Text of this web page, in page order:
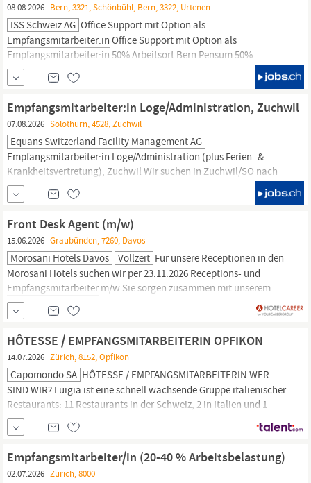
08.08.2026 Bern, 3321, Schönbühl, Bern, 3322, Urtenen
ISS Schweiz AG Office Support mit Option als
Empfangsmitarbeiter:in Office Support mit Option als
Empfangsmitarbeiter:in 50% Arbeitsort Bern Pensum 50%
Arbeitsbeginn 01. September 2026 Bist das Du? Für unser Mandat
bei PwC in Bern suchen wir eine Persönlichkeit mit ausgeprägter
Serviceorientierung und einem Talent für Gastfreundschaft.
Empfangsmitarbeiter:in Loge/Administration, Zuchwil
07.08.2026 Solothurn, 4528, Zuchwil
Equans Switzerland Facility Management AG
Empfangsmitarbeiter:in Loge/Administration (plus Ferien- &
Krankheitsvertretung), Zuchwil Wir suchen in Zuchwil/SO nach
Vereinbarung eine selbständige und dienstleistungsorientierte
Persönlichkeit.Empfangsmitarbeiter:in
Loge/Administration
(plus Ferien- & Krankheitsvertretung), Zuchwil Das kannst du bei
uns bewegen.
Front Desk Agent (m/w)
15.06.2026 Graubünden, 7260, Davos
Morosani Hotels Davos Vollzeit Für unsere Receptionen in den
Morosani Hotels suchen wir per 23.11.2026 Receptions- und
Empfangsmitarbeiter m/w Sie sorgen zusammen mit unserem
motivierten Team für die optimale Betreuung unserer Hotelgäste.
Es fällt Ihnen leicht, mit einem Lächeln in einem der schönsten
Häuser von Davos unsere Gäste zu begrüssen und dafür zu sorgen,
dass sie sich vom...
HÔTESSE / EMPFANGSMITARBEITERIN OPFIKON
14.07.2026 Zürich, 8152, Opfikon
Capomondo SA HÔTESSE / EMPFANGSMITARBEITERIN WER
SIND WIR? Luigia ist eine schnell wachsende Gruppe italienischer
Restaurants: 11 Restaurants in der Schweiz, 2 in Italien und 1
Franchise-Restaurant in Dubai. Unsere Identität ist inspiriert von
der Küche italienischer Großmütter: Respekt vor regionalen
Rezepten, Qualität und Echtheit der Produkte,
Empfangsmitarbeiter/in (20-40 % Arbeitsbelastung)
02.07.2026 Zürich, 8000